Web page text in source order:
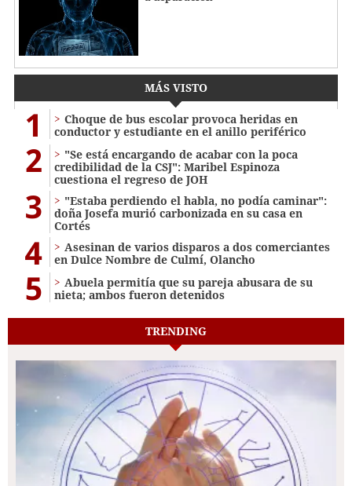
MÁS VISTO
1
Choque de bus escolar provoca heridas en
conductor y estudiante en el anillo periférico
2
"Se está encargando de acabar con la poca
credibilidad de la CSJ": Maribel Espinoza
cuestiona el regreso de JOH
3
"Estaba perdiendo el habla, no podía caminar":
doña Josefa murió carbonizada en su casa en
Cortés
4
Asesinan de varios disparos a dos comerciantes
en Dulce Nombre de Culmí, Olancho
5
Abuela permitía que su pareja abusara de su
nieta; ambos fueron detenidos
TRENDING